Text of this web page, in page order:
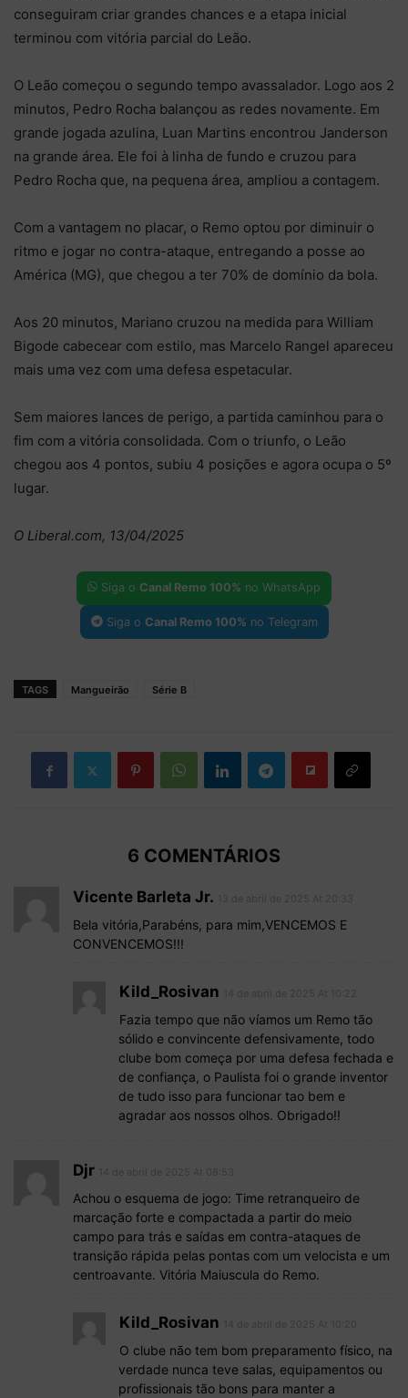
conseguiram criar grandes chances e a etapa inicial
terminou com vitória parcial do Leão.
O Leão começou o segundo tempo avassalador. Logo aos 2
minutos, Pedro Rocha balançou as redes novamente. Em
grande jogada azulina, Luan Martins encontrou Janderson
na grande área. Ele foi à linha de fundo e cruzou para
Pedro Rocha que, na pequena área, ampliou a contagem.
Com a vantagem no placar, o Remo optou por diminuir o
ritmo e jogar no contra-ataque, entregando a posse ao
América (MG), que chegou a ter 70% de domínio da bola.
Aos 20 minutos, Mariano cruzou na medida para William
Bigode cabecear com estilo, mas Marcelo Rangel apareceu
mais uma vez com uma defesa espetacular.
Sem maiores lances de perigo, a partida caminhou para o
fim com a vitória consolidada. Com o triunfo, o Leão
chegou aos 4 pontos, subiu 4 posições e agora ocupa o 5º
lugar.
O Liberal.com, 13/04/2025
Siga o Canal Remo 100% no WhatsApp
Siga o Canal Remo 100% no Telegram
TAGS Mangueirão Série B
6 COMENTÁRIOS
Vicente Barleta Jr.
Bela vitória,Parabéns, para mim,VENCEMOS E
CONVENCEMOS!!!
Kild_Rosivan
Fazia tempo que não víamos um Remo tão
sólido e convincente defensivamente, todo
clube bom começa por uma defesa fechada e
de confiança, o Paulista foi o grande inventor
de tudo isso para funcionar tao bem e
agradar aos nossos olhos. Obrigado!!
Djr
Achou o esquema de jogo: Time retranqueiro de
marcação forte e compactada a partir do meio
campo para trás e saídas em contra-ataques de
transição rápida pelas pontas com um velocista e um
centroavante. Vitória Maiuscula do Remo.
Kild_Rosivan
O clube não tem bom preparamento físico, na
verdade nunca teve salas, equipamentos ou
profissionais tão bons para manter a